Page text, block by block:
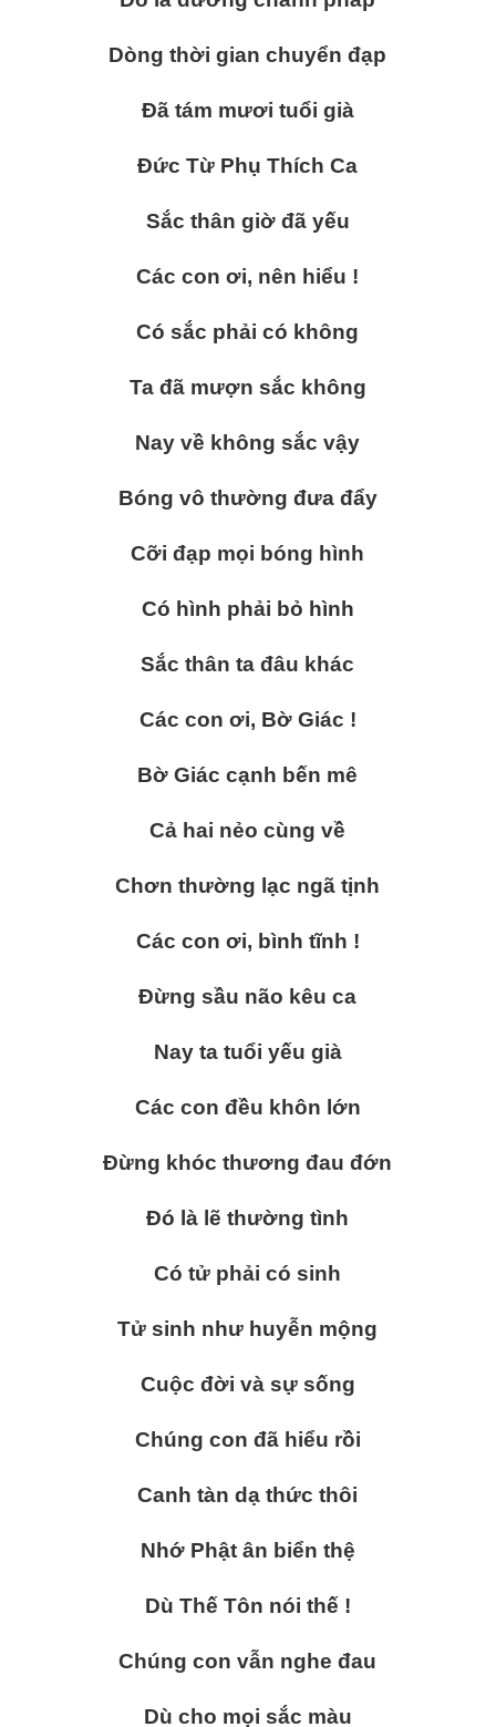
Dòng thời gian chuyển đạp
Đã tám mươi tuổi già
Đức Từ Phụ Thích Ca
Sắc thân giờ đã yếu
Các con ơi, nên hiểu !
Có sắc phải có không
Ta đã mượn sắc không
Nay về không sắc vậy
Bóng vô thường đưa đẩy
Cỡi đạp mọi bóng hình
Có hình phải bỏ hình
Sắc thân ta đâu khác
Các con ơi, Bờ Giác !
Bờ Giác cạnh bến mê
Cả hai nẻo cùng về
Chơn thường lạc ngã tịnh
Các con ơi, bình tĩnh !
Đừng sầu não kêu ca
Nay ta tuổi yếu già
Các con đều khôn lớn
Đừng khóc thương đau đớn
Đó là lẽ thường tình
Có tử phải có sinh
Tử sinh như huyễn mộng
Cuộc đời và sự sống
Chúng con đã hiểu rồi
Canh tàn dạ thức thôi
Nhớ Phật ân biển thệ
Dù Thế Tôn nói thế !
Chúng con vẫn nghe đau
Dù cho mọi sắc màu